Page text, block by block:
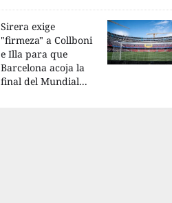
Sirera exige
"firmeza" a Collboni
e Illa para que
Barcelona acoja la
final del Mundial...